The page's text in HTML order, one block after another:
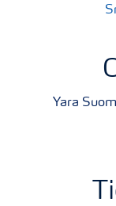
Yara